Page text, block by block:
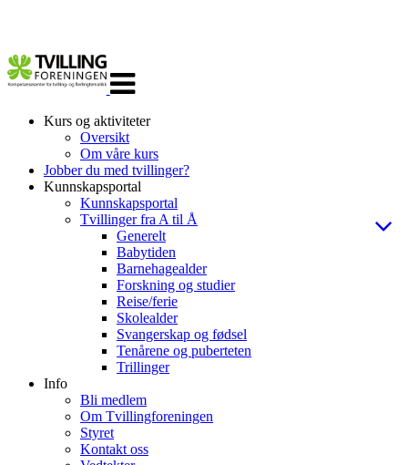
navigasjon
Kurs og aktiviteter
Oversikt
Om våre kurs
Jobber du med tvillinger?
Kunnskapsportal
Kunnskapsportal
Tvillinger fra A til Å
Generelt
Babytiden
Barnehagealder
Forskning og studier
Reise/ferie
Skolealder
Svangerskap og fødsel
Tenårene og puberteten
Trillinger
Info
Bli medlem
Om Tvillingforeningen
Styret
Kontakt oss